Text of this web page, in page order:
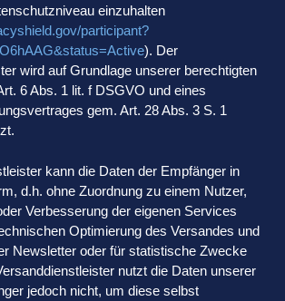
einzuhalten
participant?
). Der
wird auf Grundlage unserer berechtigten
6 Abs. 1 lit. f DSGVO und eines
gem. Art. 28 Abs. 3 S. 1
kann die Daten der Empfänger in
d.h. ohne Zuordnung zu einem Nutzer,
Verbesserung der eigenen Services
Optimierung des Versandes und
Newsletter oder für statistische Zwecke
nutzt die Daten unserer
jedoch nicht, um diese selbst